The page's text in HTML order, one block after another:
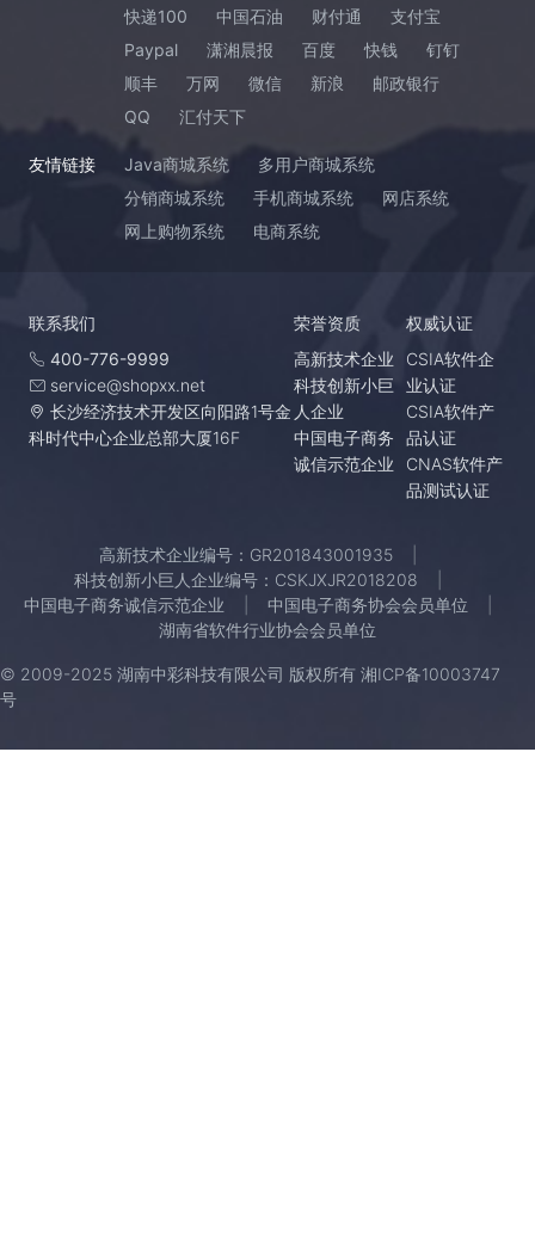
快递100 中国石油 财付通
支付宝
Paypal
潇湘晨报 百度 快钱
钉钉
顺丰
万网 微信 新浪
邮政银行
QQ
汇付天下
友情链接 Java商城系统
多用户商城系统
分销商城系统
手机商城系统
网店系统
网上购物系统
电商系统
联系我们
400-776-9999
service@shopxx.net
长沙经济技术开发区向阳路1号金
科时代中心企业总部大厦16F
荣誉资质
高新技术企业
科技创新小巨
人企业
中国电子商务
诚信示范企业
权威认证
CSIA软件企
业认证
CSIA软件产
品认证
CNAS软件产
品测试认证
高新技术企业编号：GR201843001935
科技创新小巨人企业编号：CSKJXJR2018208
中国电子商务诚信示范企业
中国电子商务协会会员单位
湖南省软件行业协会会员单位
© 2009-2025 湖南中彩科技有限公司 版权所有 湘ICP备10003747
号